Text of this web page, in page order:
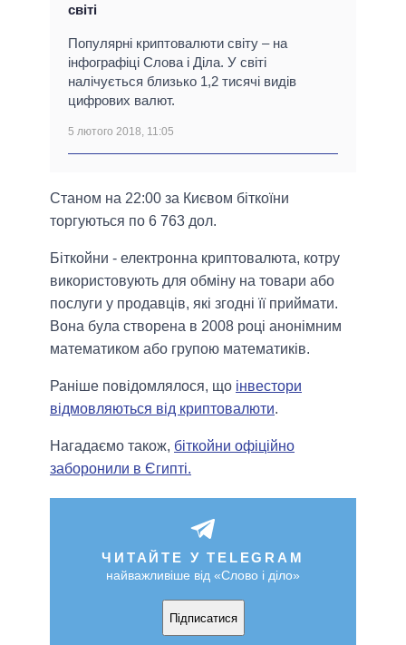
світі
Популярні криптовалюти світу – на
інфографіці Слова і Діла. У світі
налічується близько 1,2 тисячі видів
цифрових валют.
5 лютого 2018, 11:05
Станом на 22:00 за Києвом біткоїни
торгуються по 6 763 дол.
Біткойни - електронна криптовалюта, котру
використовують для обміну на товари або
послуги у продавців, які згодні її приймати.
Вона була створена в 2008 році анонімним
математиком або групою математиків.
Раніше повідомлялося, що інвестори
відмовляються від криптовалюти.
Нагадаємо також, біткойни офіційно
заборонили в Єгипті.
ЧИТАЙТЕ У TELEGRAM
найважливіше від «Слово і діло»
Підписатися